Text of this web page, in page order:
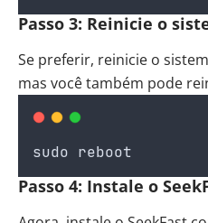
Passo 3: Reinicie o
Se preferir, reinicie o
mas você também pode
sudo reboot
Passo 4: Instale o